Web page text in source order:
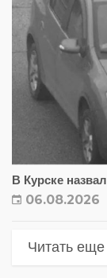
В Курске
06.08.2026
Читать еще